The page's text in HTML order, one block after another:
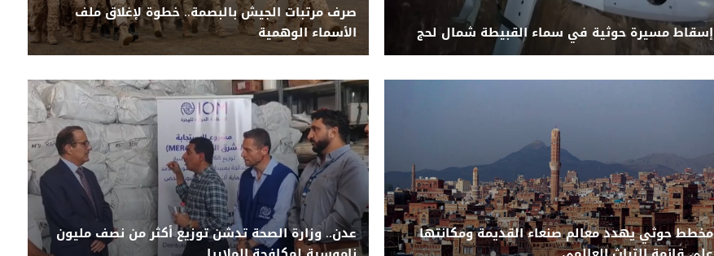
إسقاط مسيرة حوثية في سماء القبيطة شمال لحج
صرف مرتبات الجيش بالبصمة.. خطوة لإغلاق ملف
الأسماء الوهمية
مخطط حوثي يهدد معالم صنعاء القديمة ومكانتها
عدن.. وزارة الصحة تدشن توزيع أكثر من نصف مليون